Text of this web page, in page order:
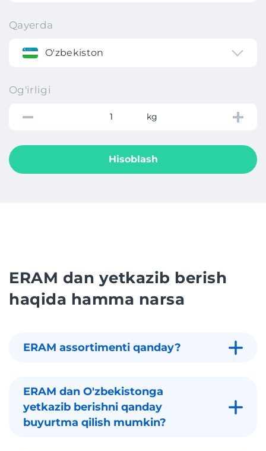
Qayerda
O'zbekiston
Og'irligi
kg
Hisoblash
ERAM dan yetkazib berish
haqida hamma narsa
ERAM assortimenti qanday?
ERAM dan O'zbekistonga
yetkazib berishni qanday
buyurtma qilish mumkin?